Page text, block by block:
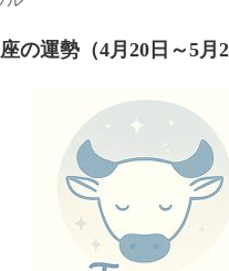
の運勢（4月20日～5月